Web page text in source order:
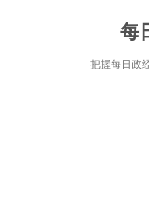
每
把握每日政